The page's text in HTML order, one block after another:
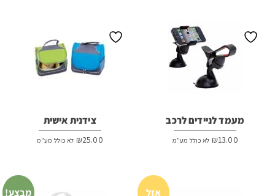
מעמד לניידים לרכב
₪13.00 לא כולל מע"מ
צידנית אישית
₪25.00 לא כולל מע"מ
אזל מבצע!